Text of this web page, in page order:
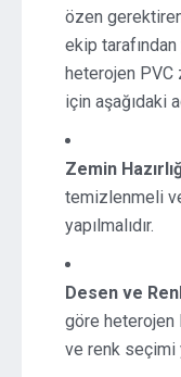
özen
ekip tarafından
heterojen PVC
için aşağıdaki
Zemin
temizlenmeli
yapılmalıdır.
Desen ve
göre heterojen
ve renk seçimi